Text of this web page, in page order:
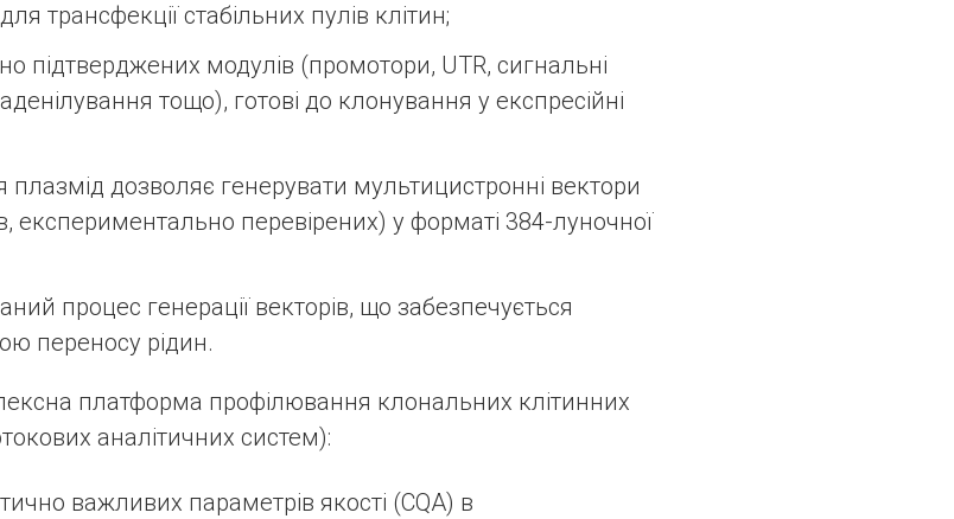
трансфекції стабільних пулів клітин;
підтверджених модулів (промотори, UTR, сигнальні
тощо), готові до клонування у експресійні
дозволяє генерувати мультицистронні вектори
експериментально перевірених) у форматі 384-луночної
процес генерації векторів, що забезпечується
переносу рідин.
платформа профілювання клональних клітинних
аналітичних систем):
важливих параметрів якості (CQA) в